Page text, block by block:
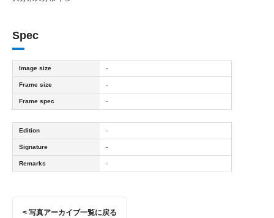
Spec
Image size -
Frame size -
Frame spec -
Edition -
Signature -
Remarks -
< 写真アーカイブ一覧に戻る